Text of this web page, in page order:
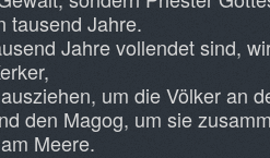
tausend Jahre.
Jahre vollendet sind,
um die Völker an
den Magog, um sie
Meere.